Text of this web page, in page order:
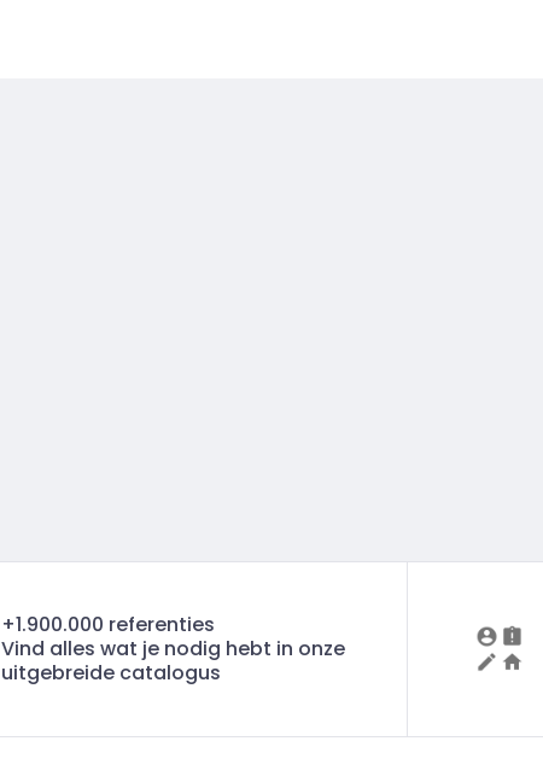
+1.900.000 referenties
Vind alles wat je nodig hebt in onze
uitgebreide catalogus